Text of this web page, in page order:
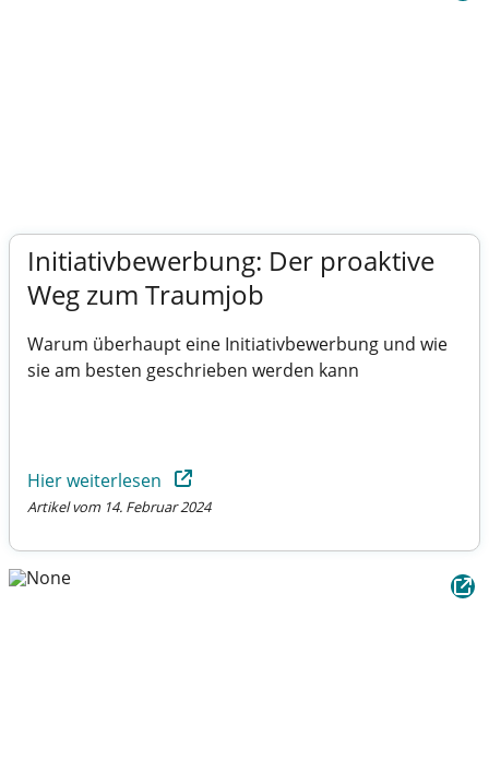
Initiativbewerbung: Der proaktive
Weg zum Traumjob
Warum überhaupt eine Initiativbewerbung und wie
sie am besten geschrieben werden kann
Hier weiterlesen
Artikel vom 14. Februar 2024